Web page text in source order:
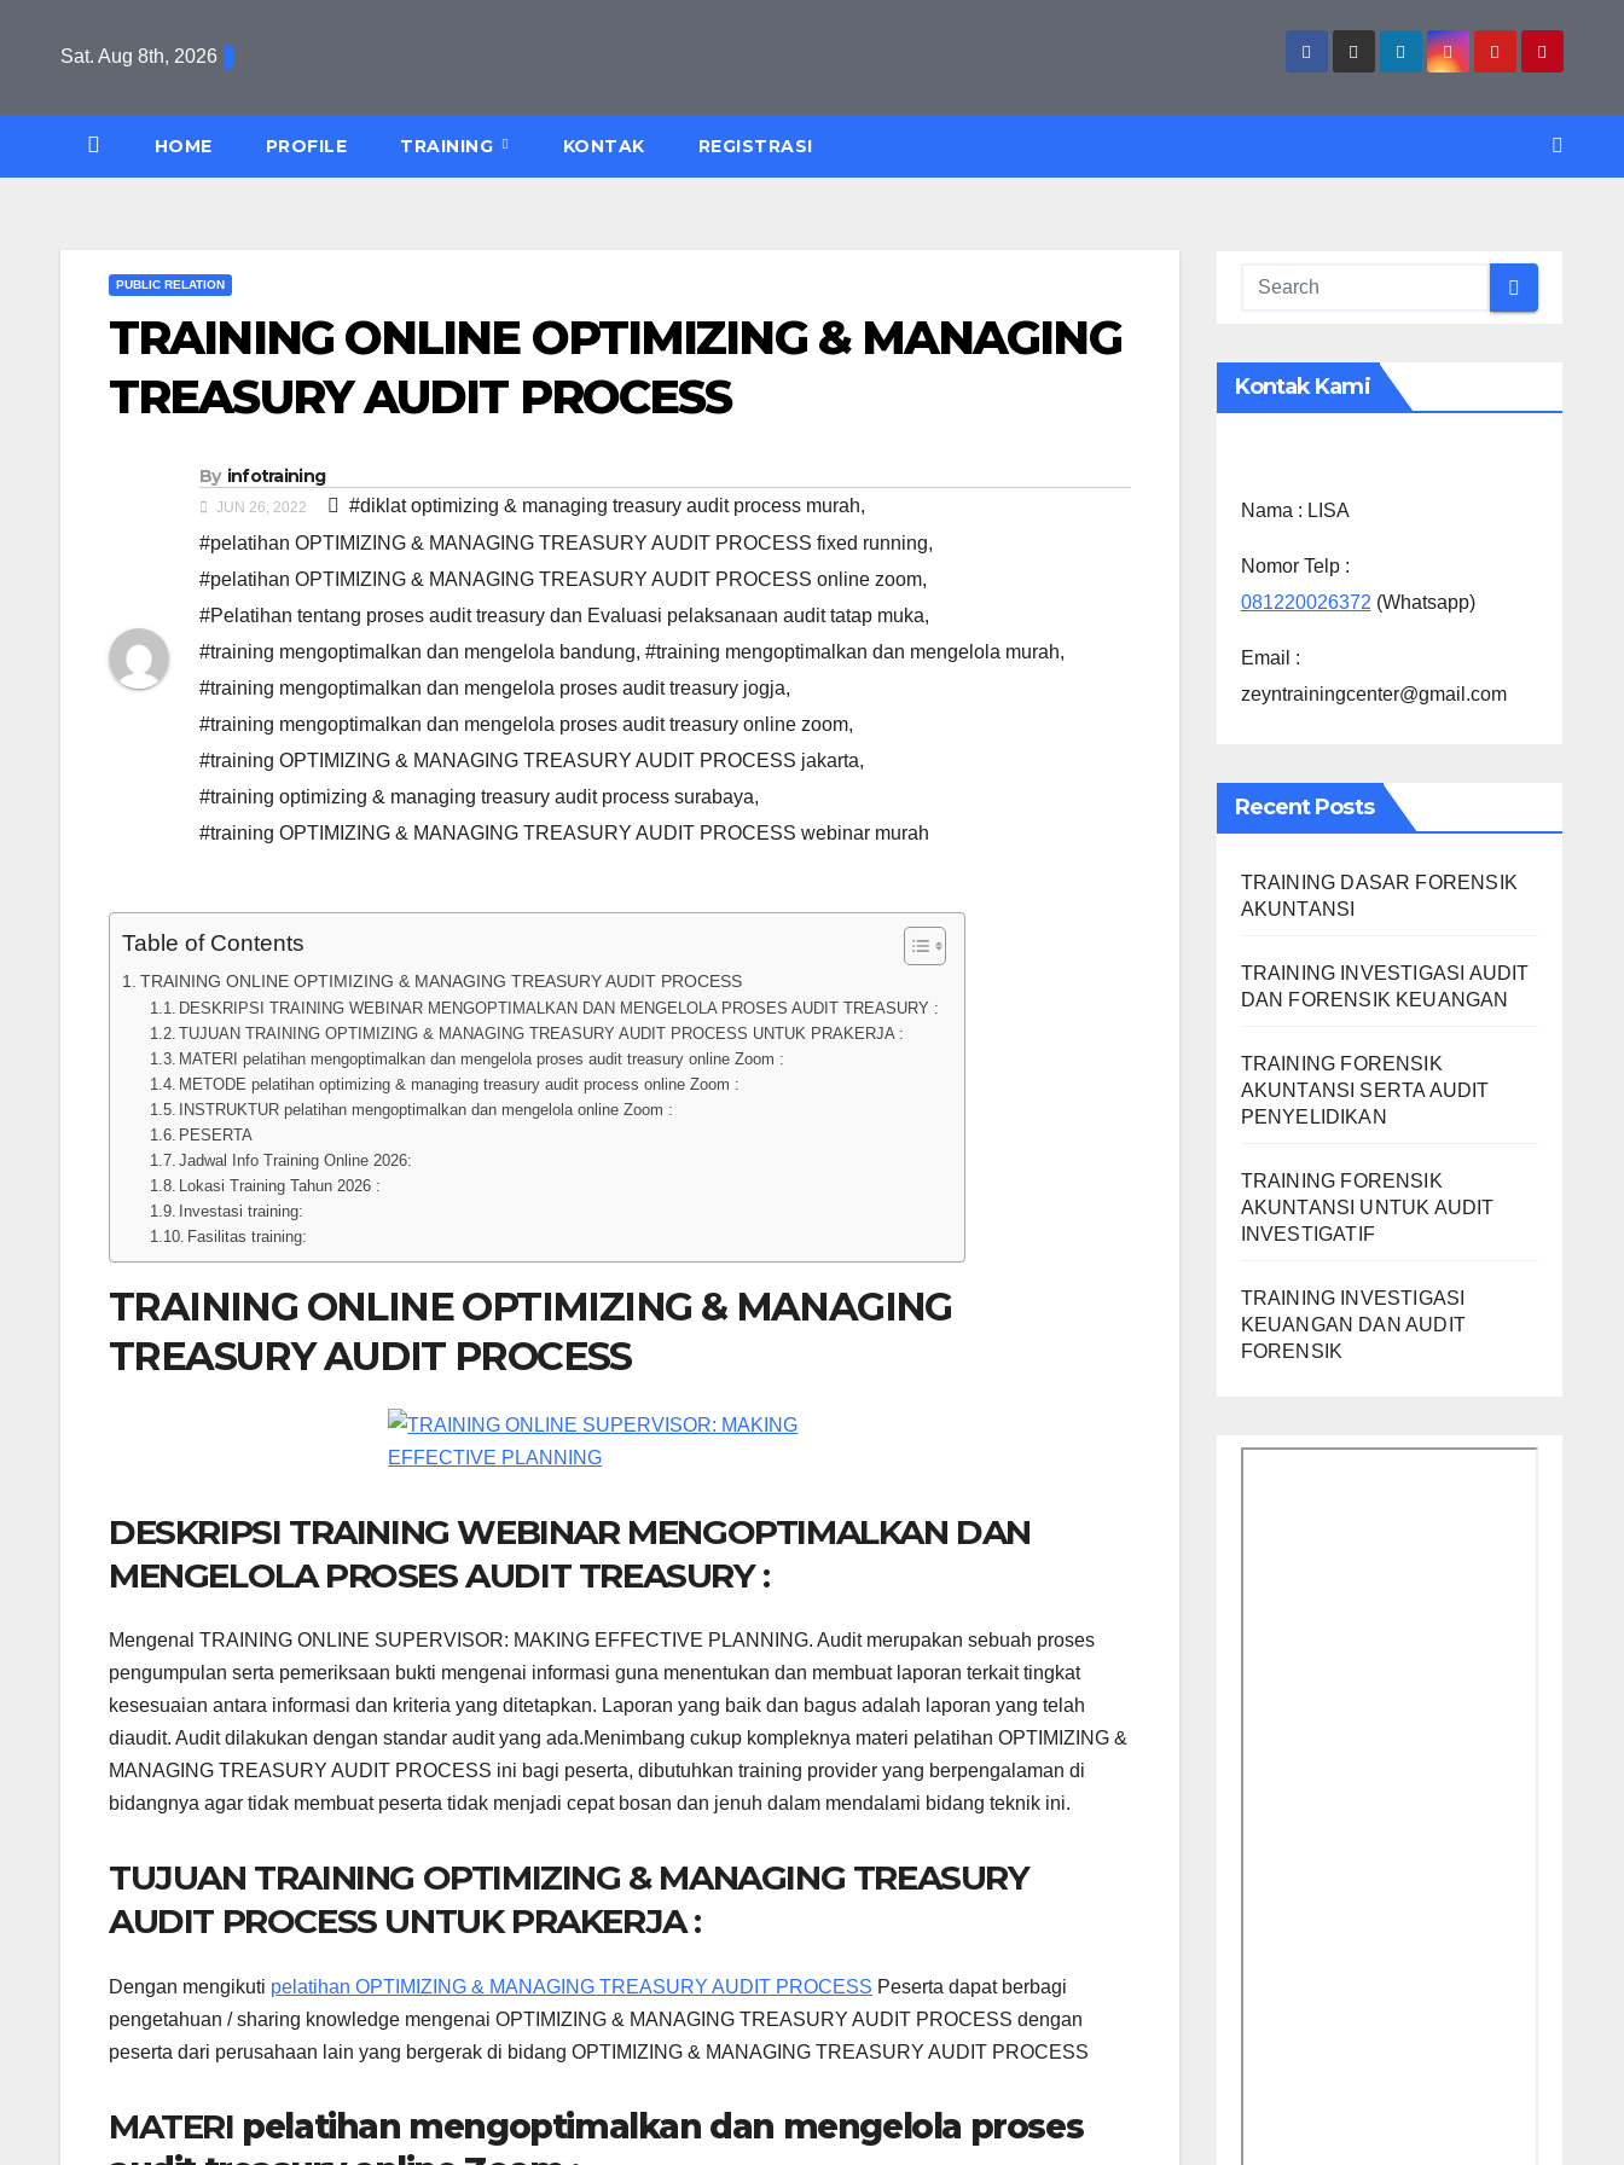
Sat. Aug 8th, 2026
HOME PROFILE TRAINING KONTAK REGISTRASI
PUBLIC RELATION
TRAINING ONLINE OPTIMIZING & MANAGING
TREASURY AUDIT PROCESS
By infotraining
JUN 26, 2022 #diklat optimizing & managing treasury audit process murah,
#pelatihan OPTIMIZING & MANAGING TREASURY AUDIT PROCESS fixed running,
#pelatihan OPTIMIZING & MANAGING TREASURY AUDIT PROCESS online zoom,
#Pelatihan tentang proses audit treasury dan Evaluasi pelaksanaan audit tatap muka,
#training mengoptimalkan dan mengelola bandung, #training mengoptimalkan dan mengelola murah,
#training mengoptimalkan dan mengelola proses audit treasury jogja,
#training mengoptimalkan dan mengelola proses audit treasury online zoom,
#training OPTIMIZING & MANAGING TREASURY AUDIT PROCESS jakarta,
#training optimizing & managing treasury audit process surabaya,
#training OPTIMIZING & MANAGING TREASURY AUDIT PROCESS webinar murah
Table of Contents
TRAINING ONLINE OPTIMIZING & MANAGING TREASURY AUDIT PROCESS
DESKRIPSI TRAINING WEBINAR MENGOPTIMALKAN DAN MENGELOLA PROSES AUDIT TREASURY :
TUJUAN TRAINING OPTIMIZING & MANAGING TREASURY AUDIT PROCESS UNTUK PRAKERJA :
MATERI pelatihan mengoptimalkan dan mengelola proses audit treasury online Zoom :
METODE pelatihan optimizing & managing treasury audit process online Zoom :
INSTRUKTUR pelatihan mengoptimalkan dan mengelola online Zoom :
PESERTA
Jadwal Info Training Online 2026:
Lokasi Training Tahun 2026 :
Investasi training:
Fasilitas training:
TRAINING ONLINE OPTIMIZING & MANAGING
TREASURY AUDIT PROCESS
DESKRIPSI TRAINING WEBINAR MENGOPTIMALKAN DAN
MENGELOLA PROSES AUDIT TREASURY :
Mengenal TRAINING ONLINE SUPERVISOR: MAKING EFFECTIVE PLANNING. Audit merupakan sebuah proses
pengumpulan serta pemeriksaan bukti mengenai informasi guna menentukan dan membuat laporan terkait tingkat
kesesuaian antara informasi dan kriteria yang ditetapkan. Laporan yang baik dan bagus adalah laporan yang telah
diaudit. Audit dilakukan dengan standar audit yang ada.Menimbang cukup kompleknya materi pelatihan OPTIMIZING &
MANAGING TREASURY AUDIT PROCESS ini bagi peserta, dibutuhkan training provider yang berpengalaman di
bidangnya agar tidak membuat peserta tidak menjadi cepat bosan dan jenuh dalam mendalami bidang teknik ini.
TUJUAN TRAINING OPTIMIZING & MANAGING TREASURY
AUDIT PROCESS UNTUK PRAKERJA :
Dengan mengikuti pelatihan OPTIMIZING & MANAGING TREASURY AUDIT PROCESS Peserta dapat berbagi
pengetahuan / sharing knowledge mengenai OPTIMIZING & MANAGING TREASURY AUDIT PROCESS dengan
peserta dari perusahaan lain yang bergerak di bidang OPTIMIZING & MANAGING TREASURY AUDIT PROCESS
MATERI pelatihan mengoptimalkan dan mengelola proses
Kontak Kami
Nama : LISA
Nomor Telp :
081220026372 (Whatsapp)
Email :
zeyntrainingcenter@gmail.com
Recent Posts
TRAINING DASAR FORENSIK
AKUNTANSI
TRAINING INVESTIGASI AUDIT
DAN FORENSIK KEUANGAN
TRAINING FORENSIK
AKUNTANSI SERTA AUDIT
PENYELIDIKAN
TRAINING FORENSIK
AKUNTANSI UNTUK AUDIT
INVESTIGATIF
TRAINING INVESTIGASI
KEUANGAN DAN AUDIT
FORENSIK